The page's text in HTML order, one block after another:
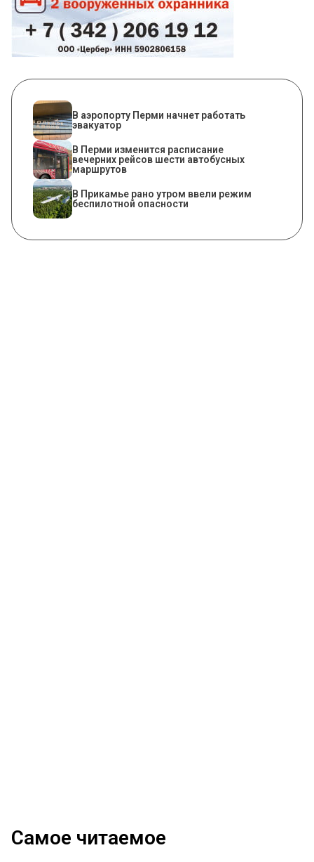
В аэропорту Перми начнет работать
эвакуатор
​В Перми изменится расписание
вечерних рейсов шести автобусных
маршрутов
​В Прикамье рано утром ввели режим
беспилотной опасности
Самое читаемое